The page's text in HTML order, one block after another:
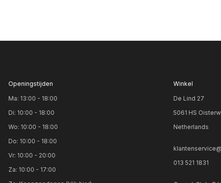
Openingstijden
Ma: 13:00 - 18:00
Di: 10:00 - 18:00
Wo: 10:00 - 18:00
Do: 10:00 - 18:00
Vr: 10:00 - 20:00
Za: 10:00 - 17:00
Winkel
De Lind 27
5061 HS
Netherlands
013 521 1831